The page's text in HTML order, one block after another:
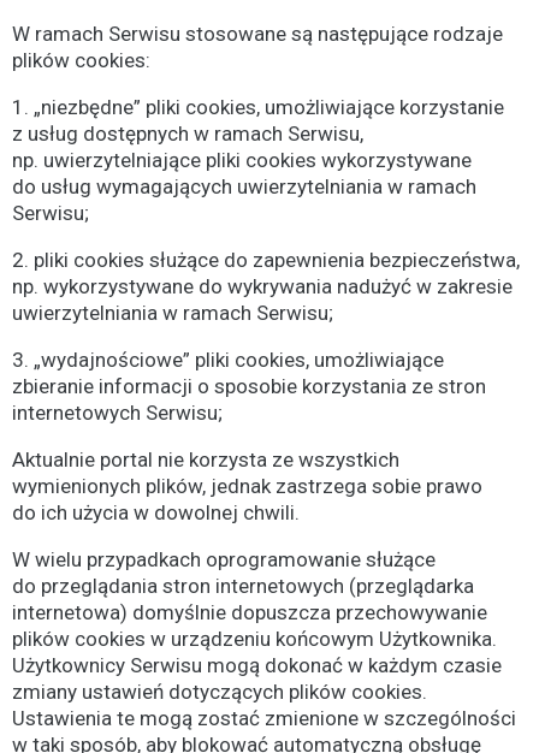
W ramach Serwisu stosowane są następujące rodzaje
plików cookies:
1. „niezbędne” pliki cookies, umożliwiające korzystanie
z usług dostępnych w ramach Serwisu,
np. uwierzytelniające pliki cookies wykorzystywane
do usług wymagających uwierzytelniania w ramach
Serwisu;
2. pliki cookies służące do zapewnienia bezpieczeństwa,
np. wykorzystywane do wykrywania nadużyć w zakresie
uwierzytelniania w ramach Serwisu;
3. „wydajnościowe” pliki cookies, umożliwiające
zbieranie informacji o sposobie korzystania ze stron
internetowych Serwisu;
Aktualnie portal nie korzysta ze wszystkich
wymienionych plików, jednak zastrzega sobie prawo
do ich użycia w dowolnej chwili.
W wielu przypadkach oprogramowanie służące
do przeglądania stron internetowych (przeglądarka
internetowa) domyślnie dopuszcza przechowywanie
plików cookies w urządzeniu końcowym Użytkownika.
Użytkownicy Serwisu mogą dokonać w każdym czasie
zmiany ustawień dotyczących plików cookies.
Ustawienia te mogą zostać zmienione w szczególności
w taki sposób, aby blokować automatyczną obsługę